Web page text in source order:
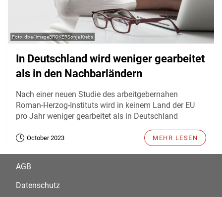
dpa/ imageBROKERSonja Krebs
In Deutschland wird weniger gearbeitet
als in den Nachbarländern
Nach einer neuen Studie des arbeitgebernahen
Roman-Herzog-Instituts wird in keinem Land der EU
pro Jahr weniger gearbeitet als in Deutschland
October 2023 MEHR LESEN
AGB
Datenschutz